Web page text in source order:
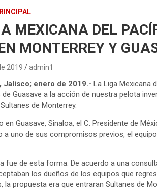
MEXICANA DEL
MONTERREY Y
2019 admin1
Jalisco; enero de 2019.- La Liga Mexicana
Guasave a la acción de nuestra pelota
de Monterrey.
en Guasave, Sinaloa, el C. Presidente de
a uno de sus compromisos previos, el
fue de esta forma. De acuerdo a una
los dueños de los equipos que
la propuesta era que entraran Sultanes de